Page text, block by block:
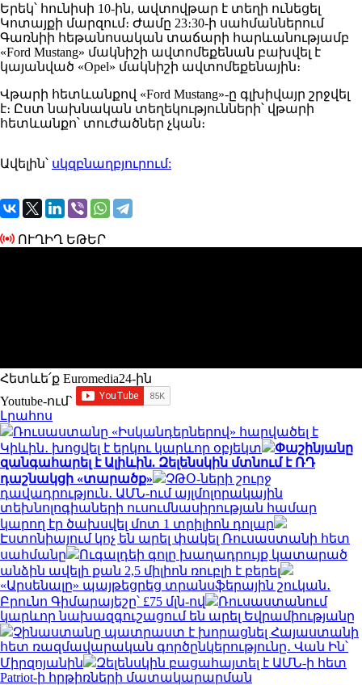
Երեկ՝ հունիսի 10-ին, ավտովթար է տեղի ունեցել
Կոտայքի մարզում։ Ժամը 23։30-ի սահմաններում
Գառնիի հեթանոսական տաճարի հարևանությամբ
«Ford Mustang» մակնիշի ավտոմեքենան բախվել է
կայանված «Opel» մակնիշի ավտոմեքենային։
Վթարի հետևանքով «Ford Mustang»-ը գլխիվայր շրջվել
է։ Ըստ նախնական տեղեկությունների՝ վթարի
հետևանքո՝ տուժածներ չկան։
Ավելին՝ սկզբնաղբյուրում:
ՈՒՂԻՂ ԵԹԵՐ
Հետևե՛ք Euromedia24-ին
Youtube-ում`
Լրահոս
Ռուսաստանը «Իսկանդերներով» հարվածել է
Կիևին․ խոցվել է երկու կարևոր օբյեկտ
Փաշինյանը
զանգահարել է Ալիևին. Զելենսկին մտնում է ՌԴ
դաշնակցի «տարածք»
ՉԹՕ-ների շուրջ
դավադրություն․ ԱՄՆ-ում այլմոլորակային
տեխնոլոգիաների ուսումնասիրության համար
կարող էր ծախսվել մոտ 1 տրիլիոն դոլար
Էստոնիայում կոչ են արել փակել Ռուսաստանի հետ
սահմանը
Ուգալդեի գոլը խաղադրույք կատարած
անձին ավելի քան 2,5 միլիոն ռուբլի է բերել
«Արսենալը» պայթեցրեց տրանսֆերային շուկան․
Բրունո Գիմարայեշը՝ £75 մլն-ով
Ռուսաստանում
կարևոր նախազգուշացում են արել Եվրամիությանը
Չինաստանը պատրաստ է խորացնել Հայաստանի
հետ ռազմավարական գործընկերությունը․ Վան Ին՝
Միրզոյանին
Զելենսկին բացահայտել է ԱՄՆ-ի հետ
Patriot-ի հրթիռների մատակարարման